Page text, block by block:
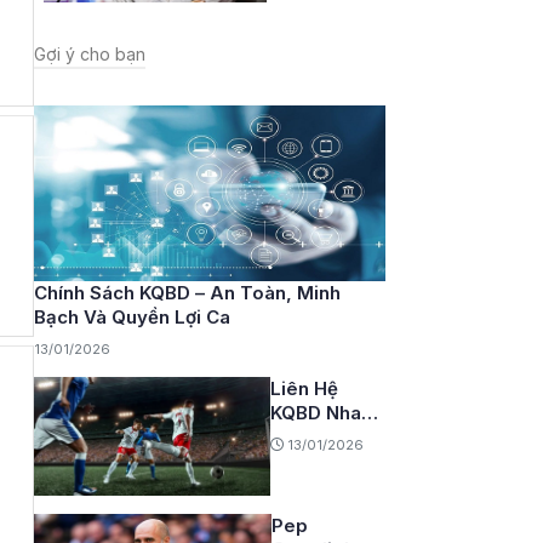
Gợi ý cho bạn
Chính Sách KQBD – An Toàn, Minh
Bạch Và Quyền Lợi Ca
13/01/2026
Liên Hệ
KQBD Nhanh
Chóng – Hỗ
Trợ Mọi Lúc
13/01/2026
Pep